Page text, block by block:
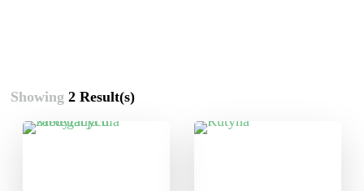
Showing2 Result(s)